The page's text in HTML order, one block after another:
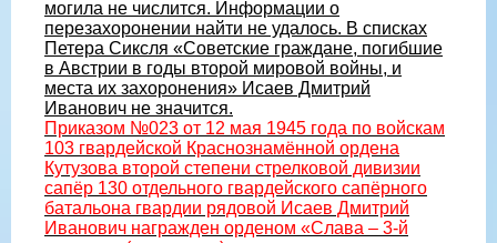
могила не числится. Информации о
перезахоронении найти не удалось. В списках
Петера Сиксля «Советские граждане, погибшие
в Австрии в годы второй мировой войны, и
места их захоронения» Исаев Дмитрий
Иванович не значится.
Приказом №023 от 12 мая 1945 года по войскам
103 гвардейской Краснознамённой ордена
Кутузова второй степени стрелковой дивизии
сапёр 130 отдельного гвардейского сапёрного
батальона гвардии рядовой Исаев Дмитрий
Иванович награжден орденом «Слава – 3-й